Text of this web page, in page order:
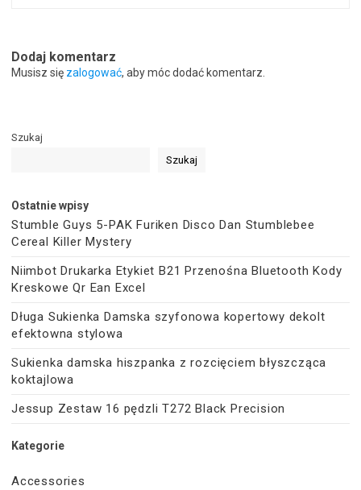
Dodaj komentarz
Musisz się zalogować, aby móc dodać komentarz.
Szukaj
Szukaj
Ostatnie wpisy
Stumble Guys 5-PAK Furiken Disco Dan Stumblebee
Cereal Killer Mystery
Niimbot Drukarka Etykiet B21 Przenośna Bluetooth Kody
Kreskowe Qr Ean Excel
Długa Sukienka Damska szyfonowa kopertowy dekolt
efektowna stylowa
Sukienka damska hiszpanka z rozcięciem błyszcząca
koktajlowa
Jessup Zestaw 16 pędzli T272 Black Precision
Kategorie
Accessories